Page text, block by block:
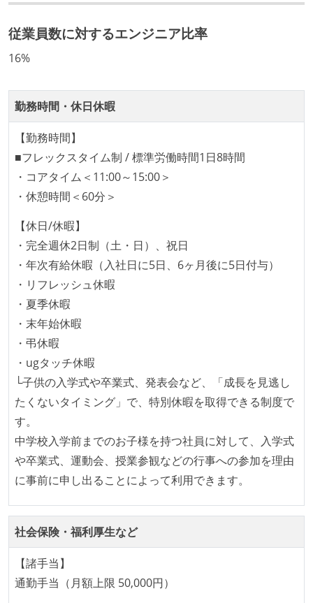
ついて話す場が設けられている
技術カルチャー
社外から登壇を依頼・指名を受けるようなエンジニア
が在籍している
エンジニアが自発的に外部のイベントやカンファレン
スに登壇している
最新技術を追いかけるための社内勉強会が定期開催さ
れ、参加者が自主的に参加している
Slack等で、最新技術の良し悪しをメンバーがよく会話
している
開発メンバーの裁量
設計・実装から運用までを同じ開発チームが担い、フ
ロントエンド、バックエンド、インフラといった役割
の境界を超えて、個人が必要な範囲にまで染み出して
いく姿勢が根付いている
1年以内に、技術負債を解消するためのプロジェクト
や、古くなったツールのリプレイスプロジェクトがボ
タスクの見積もりは、実装を担当するメンバーが中心
となって行う
全体のスケジュール管理は、途中の成果を随時確認し
で行う
コード品質向上のための取り組み
何らかのコーディング規約をチーム全体で遵守するよ
うにしている
従業員数に対するエンジニア比率
16%
勤務時間・休日休暇
【勤務時間】
■フレックスタイム制 / 標準労働時間1日8時間
・コアタイム＜11:00～15:00＞
・休憩時間＜60分＞
【休日/休暇】
・完全週休2日制（土・日）、祝日
・年次有給休暇（入社日に5日、6ヶ月後に5日付与）
・リフレッシュ休暇
・夏季休暇
・末年始休暇
・弔休暇
・ugタッチ休暇
└子供の入学式や卒業式、発表会など、「成長を見逃し
たくないタイミング」で、特別休暇を取得できる制度で
す。
中学校入学前までのお子様を持つ社員に対して、入学式
や卒業式、運動会、授業参観などの行事への参加を理由
に事前に申し出ることによって利用できます。
社会保険・福利厚生など
【諸手当】
通勤手当（月額上限 50,000円）